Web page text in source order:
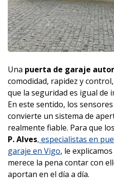
Una puerta de garaje
comodidad, rapidez y
que la seguridad es igual de
En este sentido, los
convierte un sistema de
realmente fiable. Para que
P. Alves, especialistas en
garaje en Vigo, le
merece la pena contar con
aportan en el día a día.